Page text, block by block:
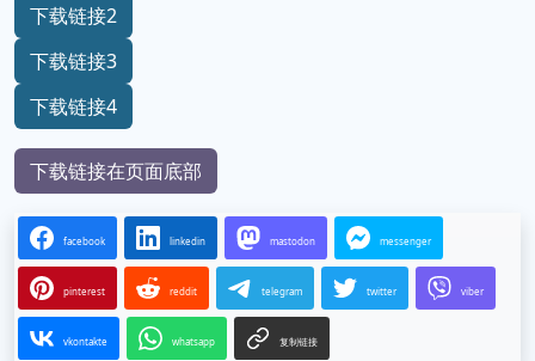
下载链接2
下载链接3
下载链接4
下载链接在页面底部
facebook linkedin mastodon messenger
pinterest reddit telegram twitter viber
vkontakte whatsapp 复制链接